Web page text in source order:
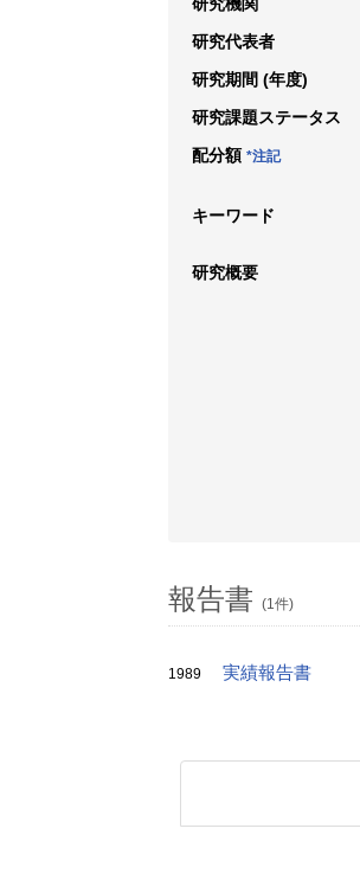
研究代表者
研究期間 (年度)
研究課題ステータス
配分額 *注記
キーワード
研究概要
報告書 (1件)
1989 実績報告書